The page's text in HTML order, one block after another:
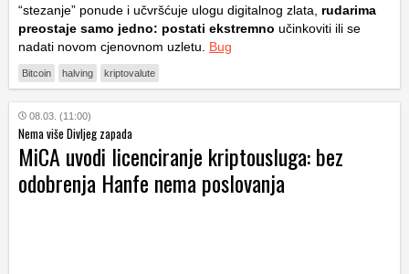
“stezanje” ponude i učvršćuje ulogu digitalnog zlata,
rudarima
preostaje samo jedno: postati ekstremno učinkoviti ili se
nadati novom cjenovnom uzletu. Bug
Bitcoin halving kriptovalute
08.03. (11:00)
Nema više Divljeg zapada
MiCA uvodi licenciranje kriptousluga: bez
odobrenja Hanfe nema poslovanja